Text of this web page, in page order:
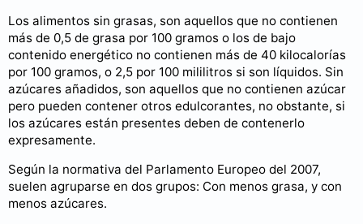
Los alimentos sin grasas, son aquellos que no contienen
más de 0,5 de grasa por 100 gramos o los de bajo
contenido energético no contienen más de 40 kilocalorías
por 100 gramos, o 2,5 por 100 mililitros si son líquidos. Sin
azúcares añadidos, son aquellos que no contienen azúcar
pero pueden contener otros edulcorantes, no obstante, si
los azúcares están presentes deben de contenerlo
expresamente.
Según la normativa del Parlamento Europeo del 2007,
suelen agruparse en dos grupos: Con menos grasa, y con
menos azúcares.